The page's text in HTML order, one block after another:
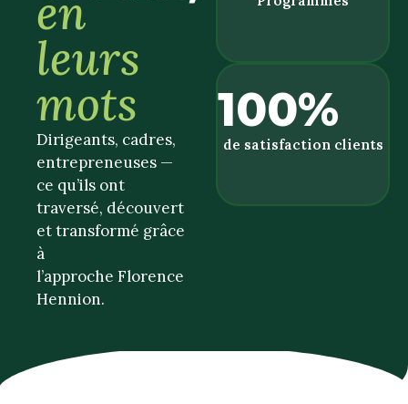
en
leurs
mots
Dirigeants, cadres,
entrepreneuses —
ce qu’ils ont
traversé, découvert
et transformé grâce
à
l’approche Florence
Hennion.
100%
de satisfaction clients